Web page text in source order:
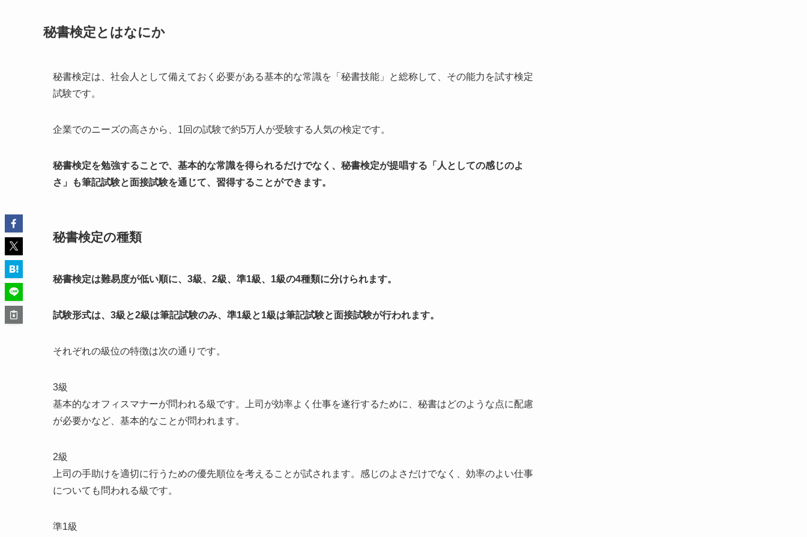
秘書検定とはなにか
秘書検定は、社会人として備えておく必要がある基本的な常識を「秘書技能」と総称して、その能力を試す検定
試験です。
企業でのニーズの高さから、1回の試験で約5万人が受験する人気の検定です。
秘書検定を勉強することで、基本的な常識を得られるだけでなく、秘書検定が提唱する「人としての感じのよ
さ」も筆記試験と面接試験を通じて、習得することができます。
秘書検定の種類
秘書検定は難易度が低い順に、3級、2級、準1級、1級の4種類に分けられます。
試験形式は、3級と2級は筆記試験のみ、準1級と1級は筆記試験と面接試験が行われます。
それぞれの級位の特徴は次の通りです。
3級
基本的なオフィスマナーが問われる級です。上司が効率よく仕事を遂行するために、秘書はどのような点に配慮
が必要かなど、基本的なことが問われます。
2級
上司の手助けを適切に行うための優先順位を考えることが試されます。感じのよさだけでなく、効率のよい仕事
についても問われる級です。
準1級